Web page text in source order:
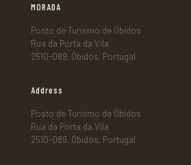
MORADA
Posto de Turismo de Óbidos
Rua da Porta da Vila
2510-089, Óbidos, Portugal
Address
Posto de Turismo de Óbidos
Rua da Porta da Vila
2510-089, Óbidos, Portugal